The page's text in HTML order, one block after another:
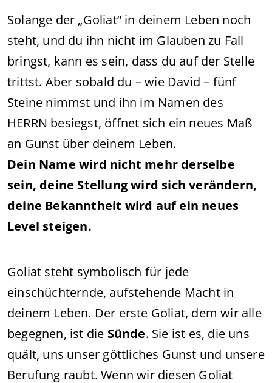
Solange der „Goliat“ in deinem Leben noch
steht, und du ihn nicht im Glauben zu Fall
bringst, kann es sein, dass du auf der Stelle
trittst. Aber sobald du – wie David – fünf
Steine nimmst und ihn im Namen des
HERRN besiegst, öffnet sich ein neues Maß
an Gunst über deinem Leben.
Dein Name wird nicht mehr derselbe
sein, deine Stellung wird sich verändern,
deine Bekanntheit wird auf ein neues
Level steigen.
Goliat steht symbolisch für jede
einschüchternde, aufstehende Macht in
deinem Leben. Der erste Goliat, dem wir alle
begegnen, ist die Sünde. Sie ist es, die uns
quält, uns unser göttliches Gunst und unsere
Berufung raubt. Wenn wir diesen Goliat